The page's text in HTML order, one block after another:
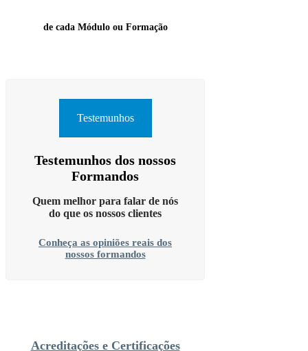
de cada Módulo ou Formação
Testemunhos
Testemunhos dos nossos
Formandos
Quem melhor para falar de nós
do que os nossos clientes
Conheça as opiniões reais dos
nossos formandos
Acreditações e Certificações